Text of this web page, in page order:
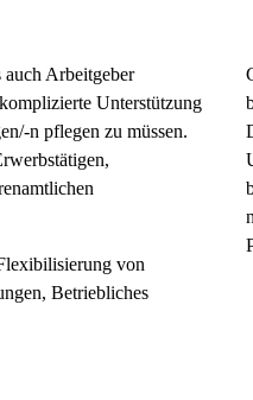
Arbeitgeber
Unterstützung
n pflegen zu müssen.
von
Betriebliches